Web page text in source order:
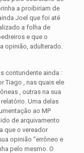
a proibiriam de
Joel que foi até
a folha de
e que o
opinião, adulterado.
contundente ainda :
Tiago , nas quais ele
, outras na sua
Uma delas
ao MP
de arquivamento
que o vereador
opinião “errôneo e
pelo mesmo. O